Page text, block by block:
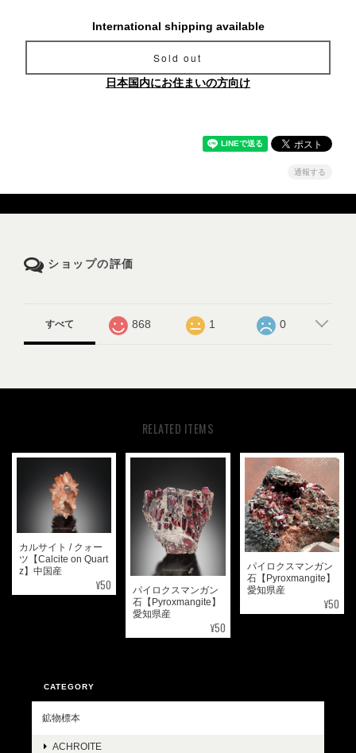
International shipping available
Sold out
日本国内にお住まいの方向け
通報する
ショップの評価
すべて 868 1 0
RELATED ITEMS
カルサイト / クォー
ツ【Calcite on Quart
z】中国産
¥50
パイロクスマンガン
石【Pyroxmangite】
愛知県産
¥50
パイロクスマンガン
石【Pyroxmangite】
愛知県産
¥50
CATEGORY
鉱物標本
ACHROITE